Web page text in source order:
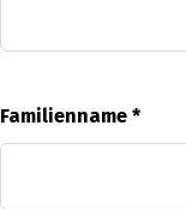
Familienname *